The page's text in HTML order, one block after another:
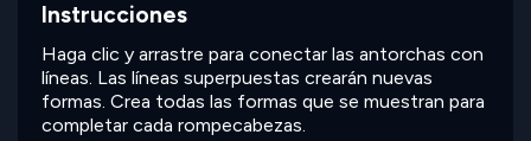
Instrucciones
Haga clic y arrastre para conectar las antorchas con
líneas. Las líneas superpuestas crearán nuevas
formas. Crea todas las formas que se muestran para
completar cada rompecabezas.